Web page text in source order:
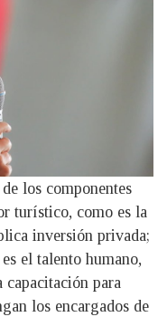
los componentes
turístico, como es la
inversión privada;
el talento humano,
capacitación para
los encargados de